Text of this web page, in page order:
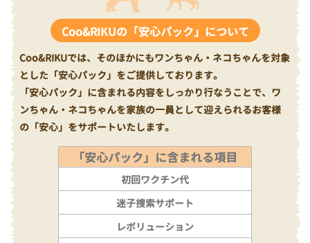
Coo&RIKUの「安心パック」について
Coo&RIKUでは、そのほかにもワンちゃん・ネコちゃんを対象
とした「安心パック」をご提供しております。
「安心パック」に含まれる内容をしっかり行なうことで、ワ
ンちゃん・ネコちゃんを家族の一員として迎えられるお客様
の「安心」をサポートいたします。
「安心パック」に含まれる項目
初回ワクチン代
迷子捜索サポート
レボリューション